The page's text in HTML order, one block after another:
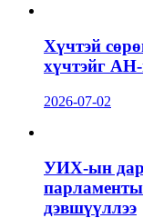
Хүчтэй
хүчтэйг
2026-07-02
УИХ-ын
дэвшүүллээ